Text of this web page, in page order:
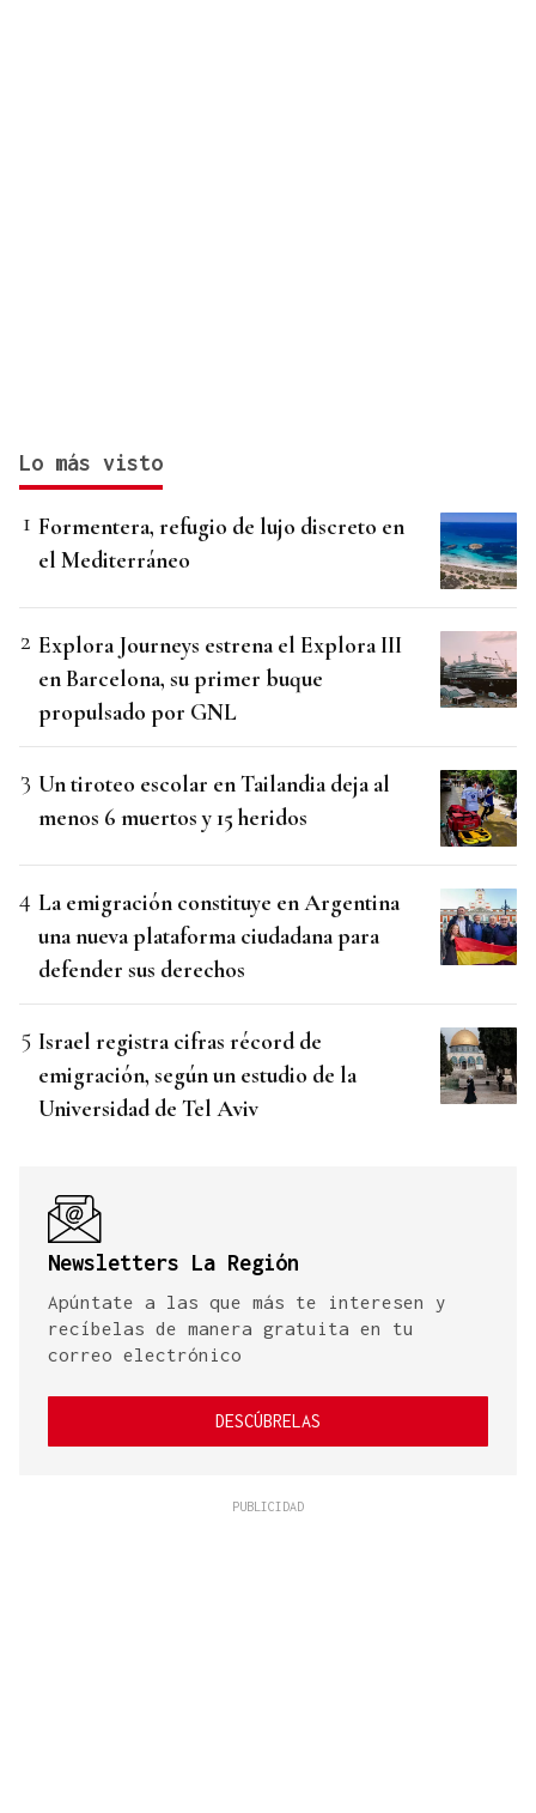
Lo más visto
Formentera, refugio de lujo discreto en
el Mediterráneo
Explora Journeys estrena el Explora III
en Barcelona, su primer buque
propulsado por GNL
Un tiroteo escolar en Tailandia deja al
menos 6 muertos y 15 heridos
La emigración constituye en Argentina
una nueva plataforma ciudadana para
defender sus derechos
Israel registra cifras récord de
emigración, según un estudio de la
Universidad de Tel Aviv
Newsletters La Región
Apúntate a las que más te interesen y
recíbelas de manera gratuita en tu
correo electrónico
DESCÚBRELAS